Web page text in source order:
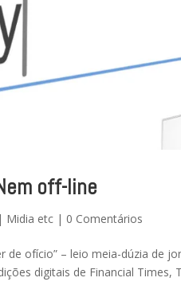
off-line
| Midia etc | 0 Comentários
de ofício” – leio meia-dúzia de
digitais de Financial